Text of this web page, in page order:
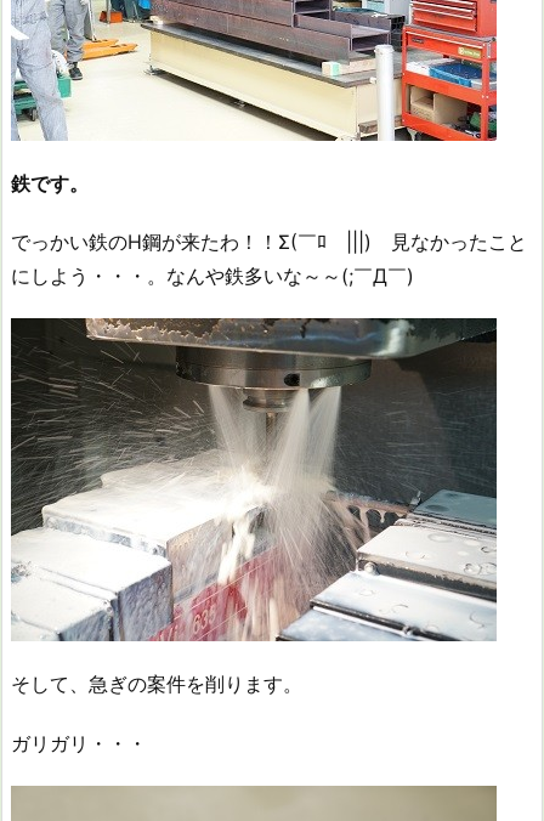
鉄です。
でっかい鉄のH鋼が来たわ！！Σ(￣ﾛ￣|||) 見なかったこと
にしよう・・・。なんや鉄多いな～～(;￣Д￣)
そして、急ぎの案件を削ります。
ガリガリ・・・